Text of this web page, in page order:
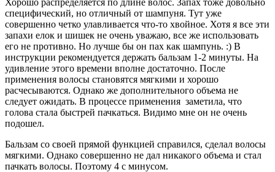
специфический, но отличный от шампуня. Тут уже
совершенно четко улавливается что-то хвойное. Хотя я все эти
запахи елок и шишек не очень уважаю, все же использовать
его не противно. Но лучше бы он пах как шампунь. :) В
инструкции рекомендуется держать бальзам 1-2 минуты. На
удивление этого времени вполне достаточно. После
применения волосы становятся мягкими и хорошо
расчесываются. Однако же дополнительного объема не
следует ожидать. В процессе применения заметила, что
голова стала быстрей пачкаться. Видимо мне он не очень
подошел.
Бальзам со своей прямой функцией справился, сделал волосы
мягкими. Однако совершенно не дал никакого объема и стал
пачкать волосы. Поэтому 4 с минусом.